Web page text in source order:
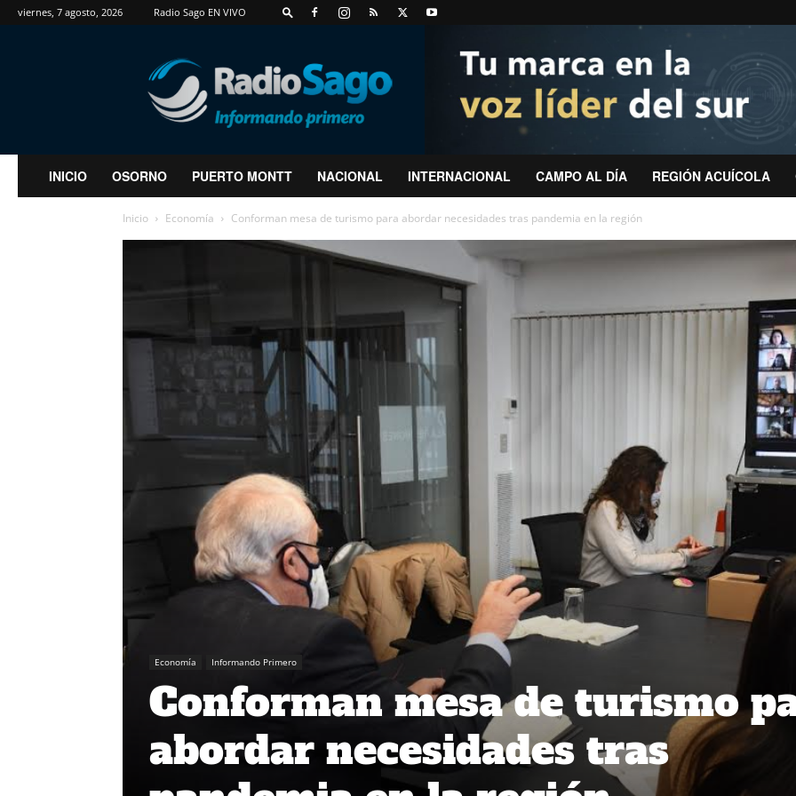
viernes, 7 agosto, 2026 Radio Sago EN VIVO
RadioSago
INICIO OSORNO PUERTO MONTT NACIONAL INTERNACIONAL CAMPO AL DÍA REGIÓN ACUÍCOLA
Inicio Economía Conforman mesa de turismo para abordar necesidades tras pandemia en la región
Economía Informando Primero
Conforman mesa de turismo
abordar necesidades tras